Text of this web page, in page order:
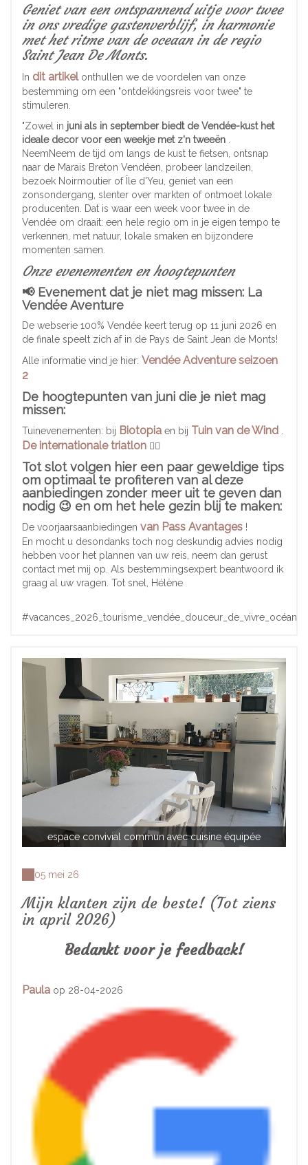
Geniet van een ontspannend uitje voor twee
in ons vredige gastenverblijf, in harmonie
met het ritme van de oceaan in de regio
Saint Jean De Monts.
In dit artikelonthullen we de voordelen van onze
bestemming om een "ontdekkingsreis voor twee" te
stimuleren.
"Zowel in juni als in september biedt de Vendée-kust het
ideale decor voor een weekje met z'n tweeën .
NeemNeem de tijd om langs de kust te fietsen, ontsnap
naar de Marais Breton Vendéen, probeer landzeilen,
bezoek Noirmoutier of Île d'Yeu, geniet van een
zonsondergang, slenter over markten of ontmoet lokale
producenten. Dat is waar een week voor twee in de
Vendée om draait: een hele regio om in je eigen tempo te
verkennen, met natuur, lokale smaken en bijzondere
momenten samen.
Onze evenementen en hoogtepunten
📢 Evenement dat je niet mag missen: La
Vendée Aventure
De webserie 100% Vendée keert terug op 11 juni 2026 en
de finale speelt zich af in de Pays de Saint Jean de Monts!
Alle informatie vind je hier: Vendée Adventure seizoen
2
De hoogtepunten van juni die je niet mag
missen:
Tuinevenementen: bij Biotopia en bij Tuin van de Wind .
De internationale triatlon 🏃‍♂️
Tot slot volgen hier een paar geweldige tips
om optimaal te profiteren van al deze
aanbiedingen zonder meer uit te geven dan
nodig 😉 en om het hele gezin blij te maken:
De voorjaarsaanbiedingen van Pass Avantages !
En mocht u desondanks toch nog deskundig advies nodig
hebben voor het plannen van uw reis, neem dan gerust
contact met mij op. Als bestemmingsexpert beantwoord ik
graag al uw vragen. Tot snel, Hélène
#vacances_2026_tourisme_vendée_douceur_de_vivre_océan
espace convivial commun avec cuisine équipée
05 mei 26
Mijn klanten zijn de beste! (Tot ziens
in april 2026)
Bedankt voor je feedback!
Paula op 28-04-2026